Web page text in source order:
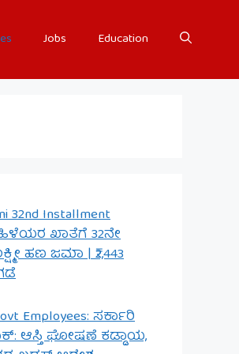
Jobs Education
32nd Installment
ಖಾತೆಗೆ 32ನೇ
ಹಣ ಜಮಾ | ₹2,443
Employees: ಸರ್ಕಾರಿ
ಆಸ್ತಿ ಘೋಷಣೆ ಕಡ್ಡಾಯ,